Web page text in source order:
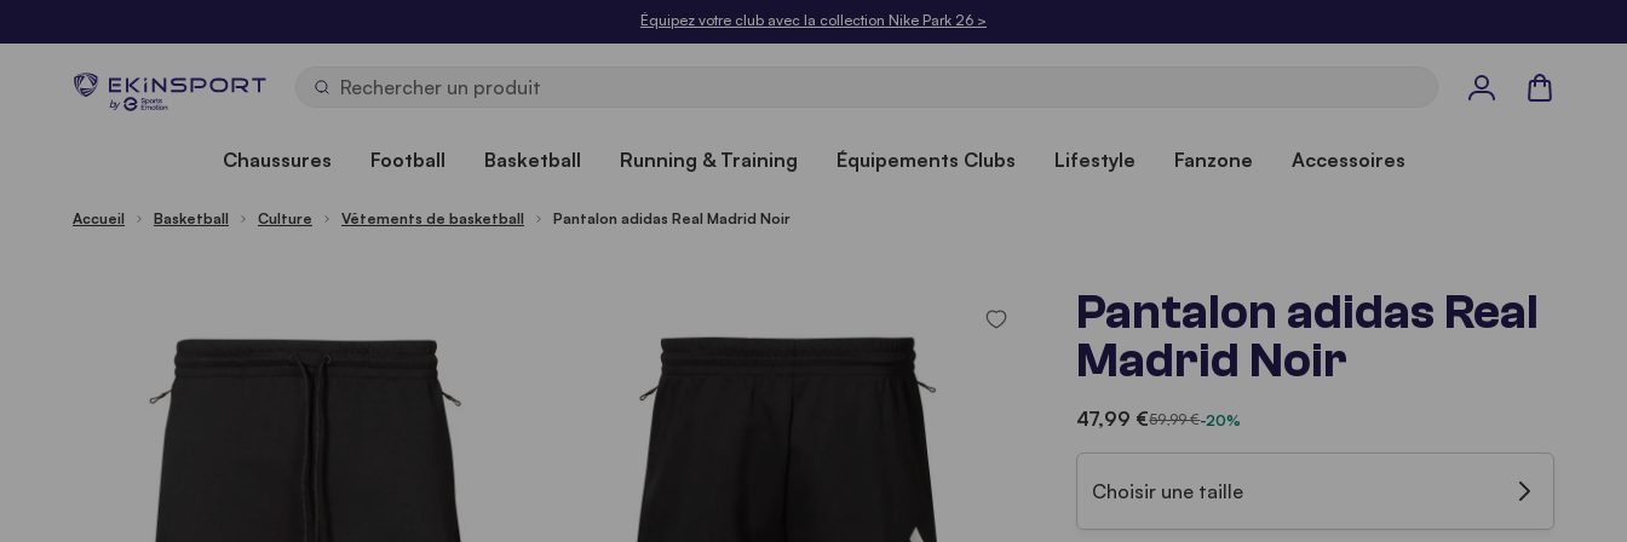
Équipez votre club avec la collection Nike Park 26 >
by
Panier
Chaussures Football Basketball Running & Training Équipements Clubs Lifestyle Fanzone Accessoires
Accueil Basketball Culture Vêtements de basketball Pantalon adidas Real Madrid Noir
Pantalon adidas Real
Madrid Noir
47,99 €59,99 €-20%
Choisir une taille